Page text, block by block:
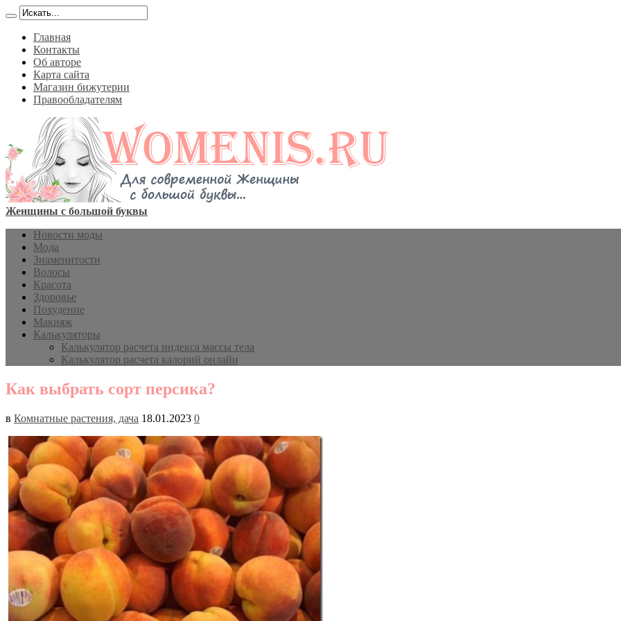
Главная
Контакты
Об авторе
Карта сайта
Магазин бижутерии
Правообладателям
Женщины с большой буквы
Новости моды
Мода
Знаменитости
Волосы
Красота
Здоровье
Похудение
Макияж
Калькуляторы
Калькулятор расчета индекса массы тела
Калькулятор расчета калорий онлайн
Как выбрать сорт персика?
в Комнатные растения, дача 18.01.2023 0